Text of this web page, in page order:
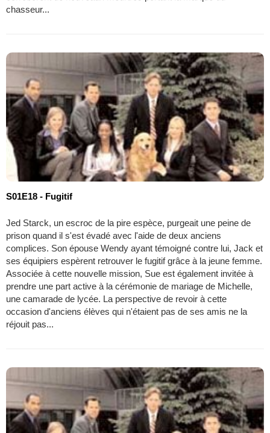
chasseur...
S01E18 - Fugitif
Jed Starck, un escroc de la pire espèce, purgeait une peine de
prison quand il s'est évadé avec l'aide de deux anciens
complices. Son épouse Wendy ayant témoigné contre lui, Jack et
ses équipiers espèrent retrouver le fugitif grâce à la jeune femme.
Associée à cette nouvelle mission, Sue est également invitée à
prendre une part active à la cérémonie de mariage de Michelle,
une camarade de lycée. La perspective de revoir à cette
occasion d'anciens élèves qui n'étaient pas de ses amis ne la
réjouit pas...